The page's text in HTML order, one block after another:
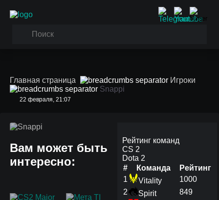
Главная страница
Игроки
Snappi
22 февраля, 21:07
Snappi
Вам может быть
интересно:
Рейтинг команд
CS 2
Dota 2
#
Команда
Рейтинг
1
Vitality
1000
2
Spirit
849